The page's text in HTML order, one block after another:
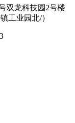
双龙科技园2号楼
工业园北/）